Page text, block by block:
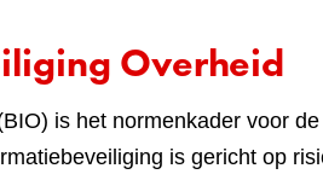
Overheid
is het normenkader voor
is gericht op